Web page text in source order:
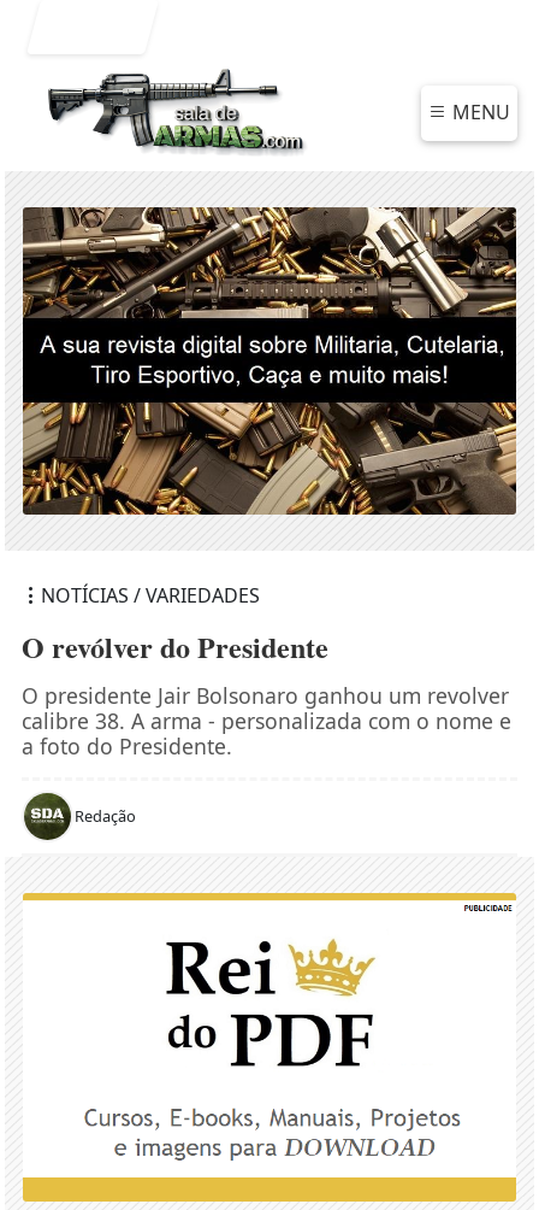
MENU
NOTÍCIAS / VARIEDADES
O revólver do Presidente
O presidente Jair Bolsonaro ganhou um revolver
calibre 38. A arma - personalizada com o nome e
a foto do Presidente.
Redação